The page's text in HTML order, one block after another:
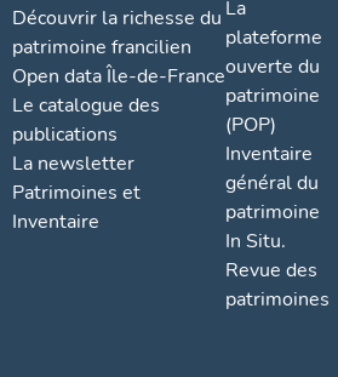
Découvrir la richesse du
patrimoine francilien
Open data Île-de-France
Le catalogue des
publications
La newsletter
Patrimoines et
Inventaire
La
plateforme
ouverte du
patrimoine
(POP)
Inventaire
général du
patrimoine
In Situ.
Revue des
patrimoines